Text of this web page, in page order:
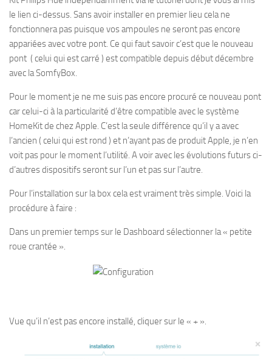
le lien ci-dessus. Sans avoir installer en premier lieu cela ne
fonctionnera pas puisque vos ampoules ne seront pas encore
appariées avec votre pont. Ce qui faut savoir c’est que le nouveau
pont ( celui qui est carré ) est compatible depuis début décembre
avec la SomfyBox.
Pour le moment je ne me suis pas encore procuré ce nouveau pont
car celui-ci à la particularité d’être compatible avec le système
HomeKit de chez Apple. C’est la seule différence qu’il y a avec
l’ancien ( celui qui est rond ) et n’ayant pas de produit Apple, je n’en
voit pas pour le moment l’utilité. A voir avec les évolutions futurs ci-
d’autres dispositifs seront sur l’un et pas sur l’autre.
Pour l’installation sur la box cela est vraiment très simple. Voici la
procédure à faire :
Dans un premier temps sur le Dashboard sélectionner la « petite
roue crantée ».
Vue qu’il n’est pas encore installé, cliquer sur le « + ».